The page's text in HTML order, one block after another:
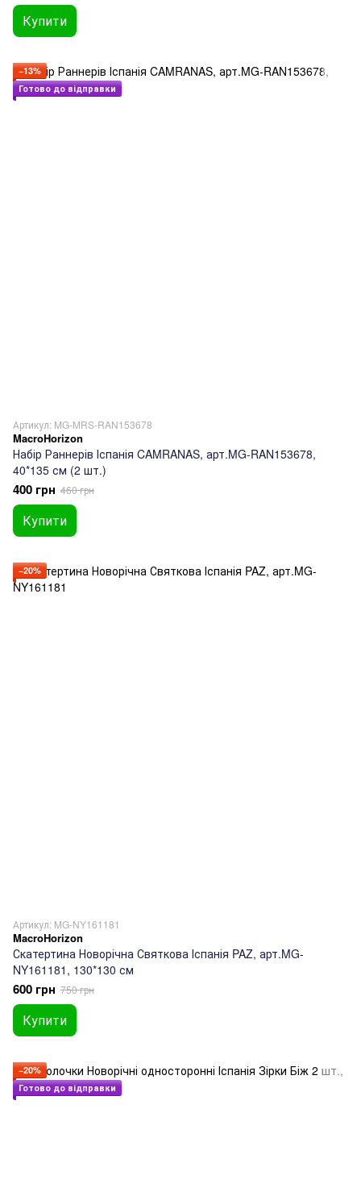
Купити
−13%
Готово до відправки
Артикул: MG-MRS-RAN153678
MacroHorizon
Набір Раннерів Іспанія CAMRANAS, арт.MG-RAN153678,
40*135 см (2 шт.)
400 грн 460 грн
Купити
−20%
Артикул: MG-NY161181
MacroHorizon
Скатертина Новорічна Святкова Іспанія PAZ, арт.MG-
NY161181, 130*130 см
600 грн 750 грн
Купити
−20%
Готово до відправки